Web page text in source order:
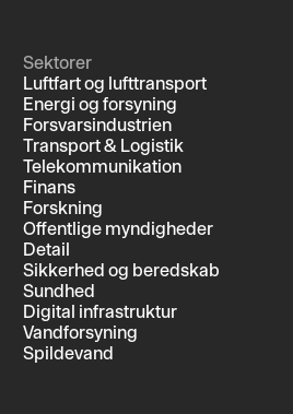
Sektorer
Luftfart og lufttransport
Energi og forsyning
Forsvarsindustrien
Transport & Logistik
Telekommunikation
Finans
Forskning
Offentlige myndigheder
Detail
Sikkerhed og beredskab
Sundhed
Digital infrastruktur
Vandforsyning
Spildevand